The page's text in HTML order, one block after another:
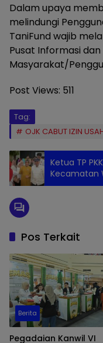
Dalam upaya
melindungi
TaniFund wajib
Pusat Informasi
Masyarakat/
Post Views: 511
Tag:
OJK CABUT IZIN
Ketua TP
Kecamatan
Pos Terkait
Berita
Pegadaian Kanwil VI